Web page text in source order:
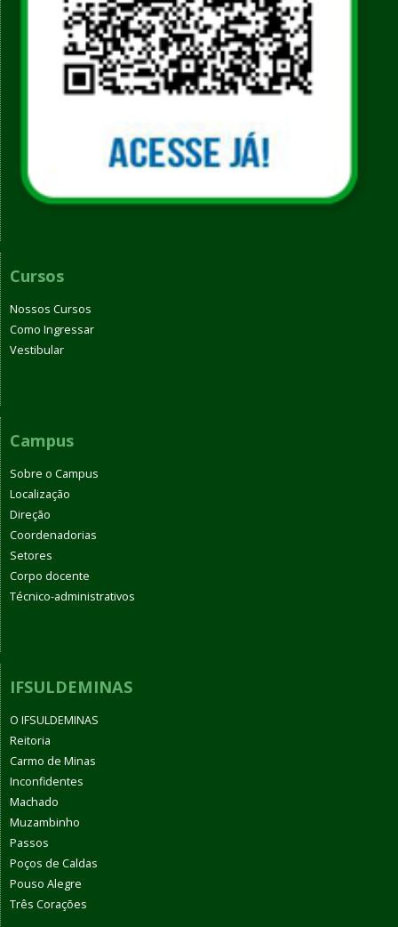
Cursos
Nossos Cursos
Como Ingressar
Vestibular
Campus
Sobre o Campus
Localização
Direção
Coordenadorias
Setores
Corpo docente
Técnico-administrativos
IFSULDEMINAS
O IFSULDEMINAS
Reitoria
Carmo de Minas
Inconfidentes
Machado
Muzambinho
Passos
Poços de Caldas
Pouso Alegre
Três Corações